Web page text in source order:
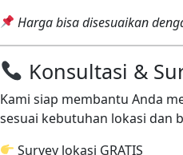
Harga bisa disesuaikan
Konsultasi &
Kami siap membantu Anda
sesuai kebutuhan lokasi dan
Survey lokasi GRATIS